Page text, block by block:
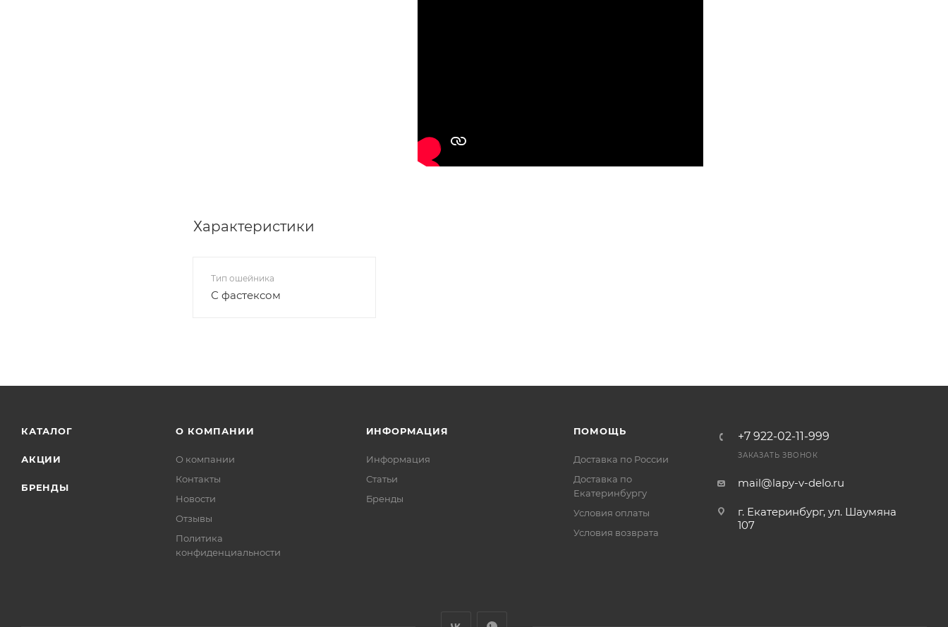
Характеристики
Тип ошейника
С фастексом
КАТАЛОГ
АКЦИИ
БРЕНДЫ
О КОМПАНИИ
О компании
Контакты
Новости
Отзывы
Политика
конфиденциальности
ИНФОРМАЦИЯ
Информация
Статьи
Бренды
ПОМОЩЬ
Доставка по России
Доставка по
Екатеринбургу
Условия оплаты
Условия возврата
+7 922-02-11-999
ЗАКАЗАТЬ ЗВОНОК
mail@lapy-v-delo.ru
г. Екатеринбург, ул. Шаумяна
107